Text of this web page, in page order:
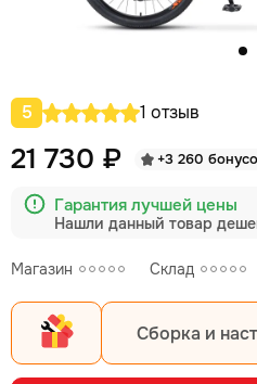
5 1 отзыв
Магазин Склад
21 730 ₽ +3 260
Гарантия лучшей цены
Нашли данный товар
Сборка и